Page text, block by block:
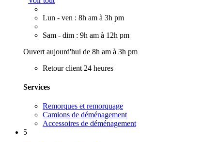
Lun - ven : 8h am à 3h pm
Sam - dim : 9h am à 12h pm
Ouvert aujourd'hui de 8h am à 3h pm
Retour client 24 heures
Services
Remorques et remorquage
Camions de déménagement
Accessoires de déménagement
5